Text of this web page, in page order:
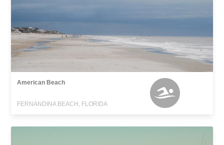
American Beach
FERNANDINA BEACH, FLORIDA